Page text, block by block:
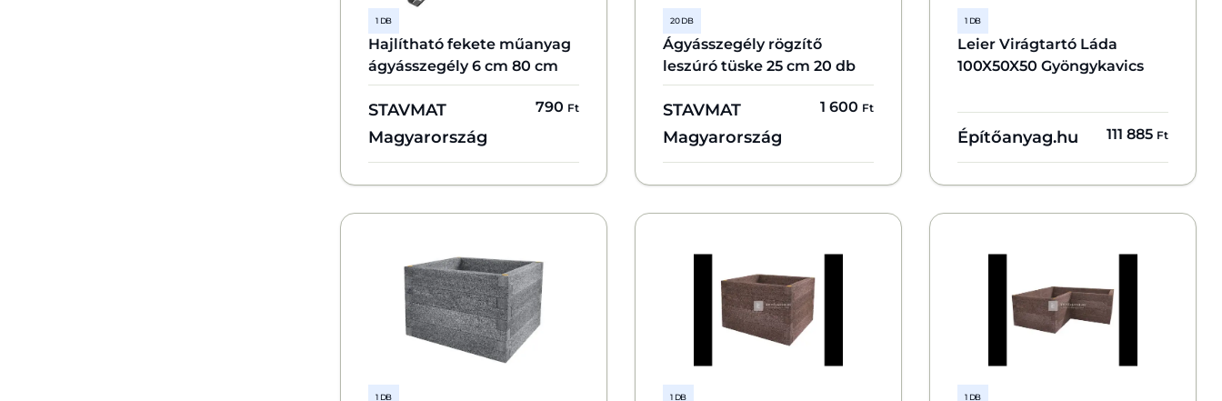
1 DB
Hajlítható fekete műanyag
ágyásszegély 6 cm 80 cm
STAVMAT
Magyarország
790 Ft
20 DB
Ágyásszegély rögzítő
leszúró tüske 25 cm 20 db
STAVMAT
Magyarország
1 600 Ft
1 DB
Leier Virágtartó Láda
100X50X50 Gyöngykavics
Építőanyag.hu 111 885 Ft
1 DB 1 DB 1 DB